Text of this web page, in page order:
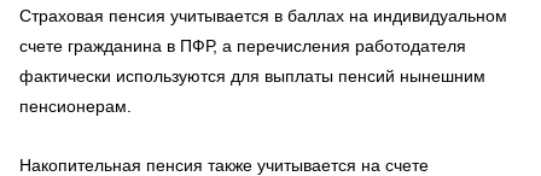
Страховая пенсия учитывается в баллах на индивидуальном
счете гражданина в ПФР, а перечисления работодателя
фактически используются для выплаты пенсий нынешним
пенсионерам.
Накопительная пенсия также учитывается на счете